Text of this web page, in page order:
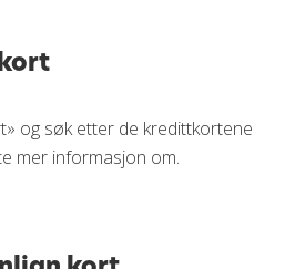
og søk etter de kredittkortene
mer informasjon om.